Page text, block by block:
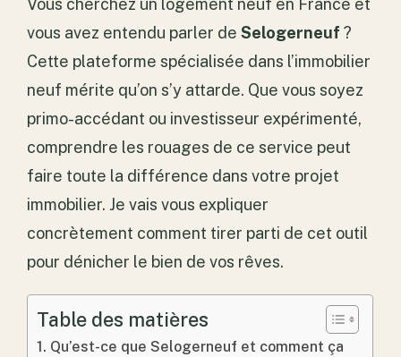
vous avez entendu parler deSelogerneuf ?
Cette plateforme spécialisée dans l’immobilier
neuf mérite qu’on s’y attarde. Que vous soyez
primo-accédant ou investisseur expérimenté,
comprendre les rouages de ce service peut
faire toute la différence dans votre projet
immobilier. Je vais vous expliquer
concrètement comment tirer parti de cet outil
pour dénicher le bien de vos rêves.
Table des matières
Qu’est-ce que Selogerneuf et comment ça